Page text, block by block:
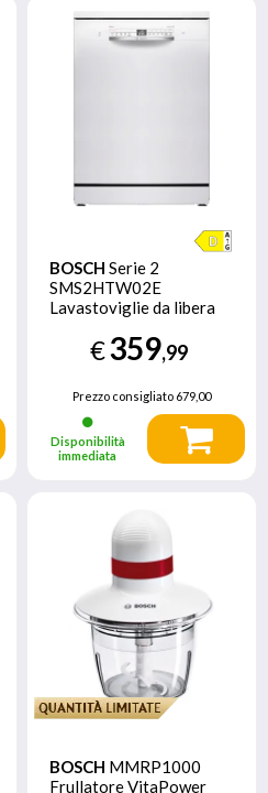
BOSCH Serie 2
SMS2HTW02E
Lavastoviglie da libera
Bianco Classe D
€359,99
Prezzo consigliato 679,00
Disponibilità
immediata
BOSCH MMRP1000
Frullatore VitaPower